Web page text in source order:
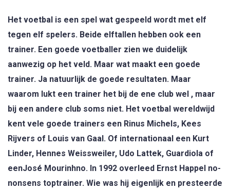
Het voetbal is een spel wat gespeeld wordt met elf
tegen elf spelers. Beide elftallen hebben ook een
trainer. Een goede voetballer zien we duidelijk
aanwezig op het veld. Maar wat maakt een goede
trainer. Ja natuurlijk de goede resultaten. Maar
waarom lukt een trainer het bij de ene club wel , maar
bij een andere club soms niet. Het voetbal wereldwijd
kent vele goede trainers een Rinus Michels, Kees
Rijvers of Louis van Gaal. Of internationaal een Kurt
Linder, Hennes Weissweiler, Udo Lattek, Guardiola of
eenJosé Mourinhno. In 1992 overleed Ernst Happel no-
nonsens toptrainer. Wie was hij eigenlijk en presteerde